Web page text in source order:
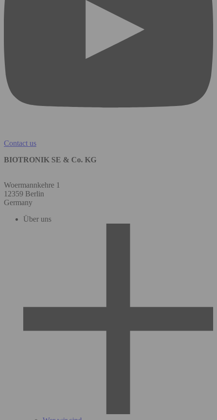
Contact us
BIOTRONIK SE & Co. KG
Woermannkehre 1
12359 Berlin
Germany
Über uns